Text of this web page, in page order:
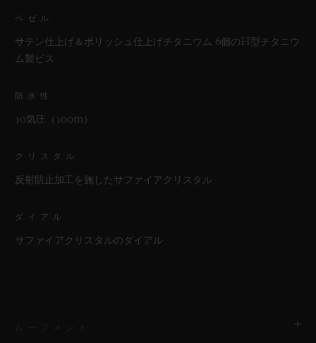
ベゼル
サテン仕上げ＆ポリッシュ仕上げチタニウム 6個のH型チタニウ
ム製ビス
防水性
10気圧（100m）
クリスタル
反射防止加工を施したサファイアクリスタル
ダイアル
サファイアクリスタルのダイアル